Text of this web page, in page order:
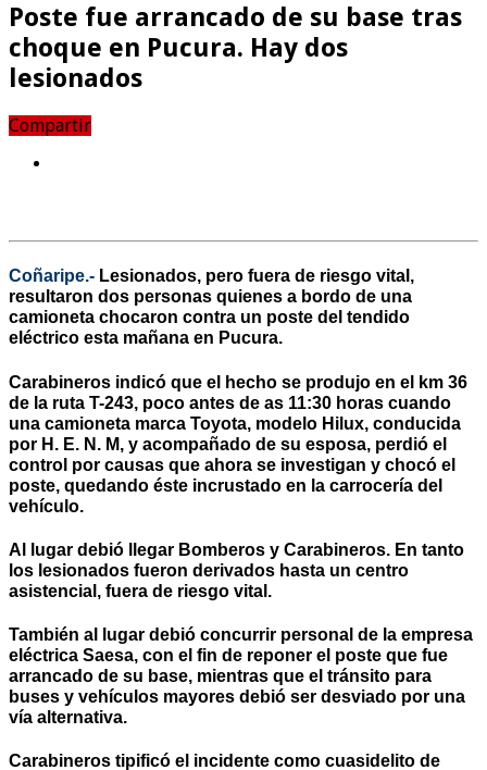
Poste fue arrancado de su base tras
choque en Pucura. Hay dos
lesionados
Compartir
Coñaripe.- Lesionados, pero fuera de riesgo vital,
resultaron dos personas quienes a bordo de una
camioneta chocaron contra un poste del tendido
eléctrico esta mañana en Pucura.
Carabineros indicó que el hecho se produjo en el km 36
de la ruta T-243, poco antes de as 11:30 horas cuando
una camioneta marca Toyota, modelo Hilux, conducida
por H. E. N. M, y acompañado de su esposa, perdió el
control por causas que ahora se investigan y chocó el
poste, quedando éste incrustado en la carrocería del
vehículo.
Al lugar debió llegar Bomberos y Carabineros. En tanto
los lesionados fueron derivados hasta un centro
asistencial, fuera de riesgo vital.
También al lugar debió concurrir personal de la empresa
eléctrica Saesa, con el fin de reponer el poste que fue
arrancado de su base, mientras que el tránsito para
buses y vehículos mayores debió ser desviado por una
vía alternativa.
Carabineros tipificó el incidente como cuasidelito de